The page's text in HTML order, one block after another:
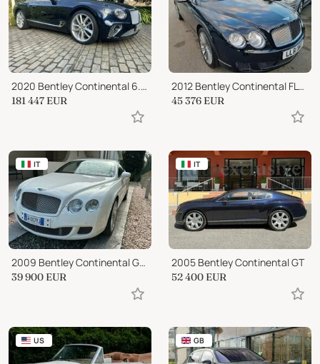
2020 Bentley Continental 6.0 W12 GTC Auto 4WD Euro 6 2dr
181 447 EUR
2012 Bentley Continental FLYING SPUR SPEED 4-Door
45 376 EUR
IT
2009 Bentley Continental GT Speed Mulliner W12 610 Cv Coupe'
39 900 EUR
IT
2005 Bentley Continental GT
52 400 EUR
US GB